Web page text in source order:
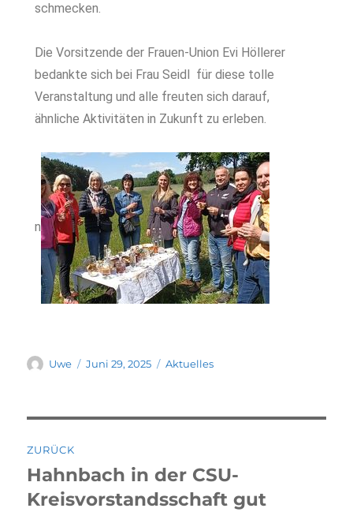
schmecken.
Die Vorsitzende der Frauen-Union Evi Höllerer
bedankte sich bei Frau Seidl für diese tolle
Veranstaltung und alle freuten sich darauf,
ähnliche Aktivitäten in Zukunft zu erleben.
n
Uwe Juni 29, 2025 Aktuelles
ZURÜCK
Hahnbach in der CSU-
Kreisvorstandsschaft gut